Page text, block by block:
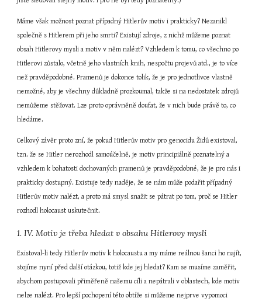
Máme však možnost poznat případný Hitlerův motiv i prakticky? Nezanikl
společně s Hitlerem při jeho smrti? Existují zdroje, z nichž můžeme poznat
obsah Hitlerovy mysli a motiv v něm nalézt? Vzhledem k tomu, co všechno po
Hitlerovi zůstalo, včetně jeho vlastních knih, nespočtu projevů atd., je to více
než pravděpodobné. Pramenů je dokonce tolik, že je pro jednotlivce vlastně
nemožné, aby je všechny důkladně prozkoumal, takže si na nedostatek zdrojů
nemůžeme stěžovat. Lze proto oprávněně doufat, že v nich bude právě to, co
hledáme.
Celkový závěr proto zní, že pokud Hitlerův motiv pro genocidu Židů existoval,
tzn. že se Hitler nerozhodl samoúčelně, je motiv principiálně poznatelný a
vzhledem k bohatosti dochovaných pramenů je pravděpodobné, že je pro nás i
prakticky dostupný. Existuje tedy naděje, že se nám může podařit případný
Hitlerův motiv nalézt, a proto má smysl snažit se pátrat po tom, proč se Hitler
rozhodl holocaust uskutečnit.
1. IV. Motiv je třeba hledat v obsahu Hitlerovy mysli
Existoval-li tedy Hitlerův motiv k holocaustu a my máme reálnou šanci ho najít,
stojíme nyní před další otázkou, totiž kde jej hledat? Kam se musíme zaměřit,
abychom postupovali přiměřeně našemu cíli a nepátrali v oblastech, kde motiv
nelze nalézt. Pro lepší pochopení této obtíže si můžeme nejprve vypomoci